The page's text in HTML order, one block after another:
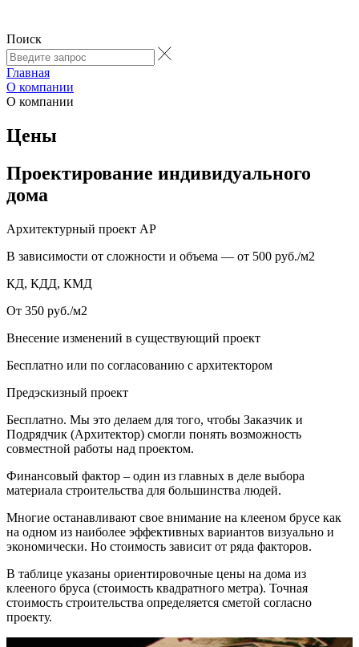
Поиск
Главная
О компании
О компании
Цены
Проектирование индивидуального
дома
Архитектурный проект АР
В зависимости от сложности и объема — от 500 руб./м2
КД, КДД, КМД
От 350 руб./м2
Внесение изменений в существующий проект
Бесплатно или по согласованию с архитектором
Предэскизный проект
Бесплатно. Мы это делаем для того, чтобы Заказчик и
Подрядчик (Архитектор) смогли понять возможность
совместной работы над проектом.
Финансовый фактор – один из главных в деле выбора
материала строительства для большинства людей.
Многие останавливают свое внимание на клееном брусе как
на одном из наиболее эффективных вариантов визуально и
экономически. Но стоимость зависит от ряда факторов.
В таблице указаны ориентировочные цены на дома из
клееного бруса (стоимость квадратного метра). Точная
стоимость строительства определяется сметой согласно
проекту.